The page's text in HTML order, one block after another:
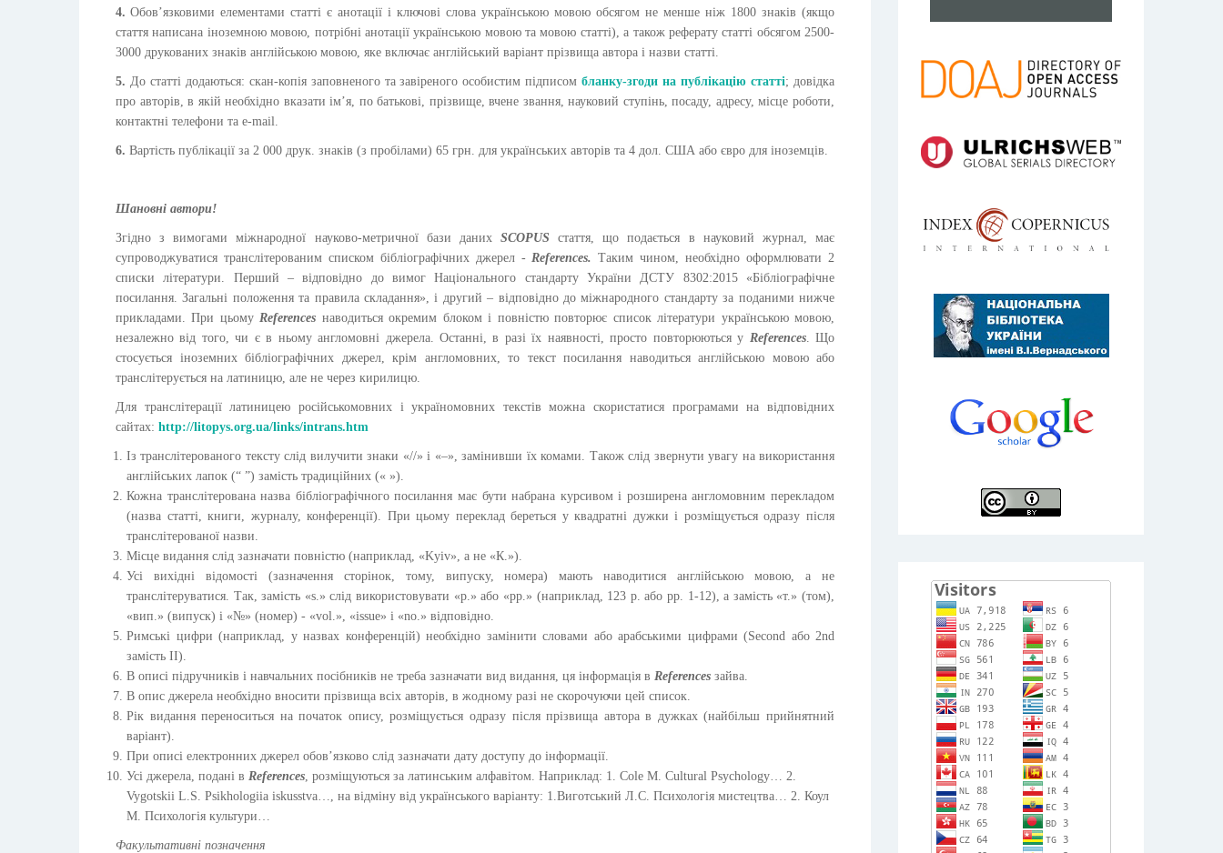
4. Обов’язковими елементами статті є анотації і ключові слова українською мовою обсягом не менше ніж 1800 знаків (якщо
стаття написана іноземною мовою, потрібні анотації українською мовою та мовою статті), а також реферату статті обсягом 2500-
3000 друкованих знаків англійською мовою, яке включає англійський варіант прізвища автора і назви статті.
5. До статті додаються: скан-копія заповненого та завіреного особистим підписомбланку-згоди на публікацію статті; довідка
про авторів, в якій необхідно вказати ім’я, по батькові, прізвище, вчене звання, науковий ступінь, посаду, адресу, місце роботи,
контактні телефони та e-mail.
6. Вартість публікації за 2 000 друк. знаків (з пробілами) 65 грн. для українських авторів та 4 дол. США або євро для іноземців.
Шановні автори!
Згідно з вимогами міжнародної науково-метричної бази даних SCOPUS стаття, що подається в науковий журнал, має
супроводжуватися транслітерованим списком бібліографічних джерел -References.Таким чином, необхідно оформлювати 2
списки літератури. Перший – відповідно до вимог Національного стандарту України ДСТУ 8302:2015 «Бібліографічне
посилання. Загальні положення та правила складання», і другий – відповідно до міжнародного стандарту за поданими нижче
прикладами. При цьомуReferences наводиться окремим блоком і повністю повторює список літератури українською мовою,
незалежно від того, чи є в ньому англомовні джерела. Останні, в разі їх наявності, просто повторюються у References. Що
стосується іноземних бібліографічних джерел, крім англомовних, то текст посилання наводиться англійською мовою або
транслітерується на латиницю, але не через кирилицю.
Для транслітерації латиницею російськомовних і україномовних текстів можна скористатися програмами на відповідних
сайтах: http://litopys.org.ua/links/intrans.htm
Із транслітерованого тексту слід вилучити знаки «//» і «–», замінивши їх комами. Також слід звернути увагу на використання
англійських лапок (“ ”) замість традиційних (« »).
Кожна транслітерована назва бібліографічного посилання має бути набрана курсивом і розширена англомовним перекладом
(назва статті, книги, журналу, конференції). При цьому переклад береться у квадратні дужки і розміщується одразу після
транслітерованої назви.
Місце видання слід зазначати повністю (наприклад, «Kyiv», а не «К.»).
Усі вихідні відомості (зазначення сторінок, тому, випуску, номера) мають наводитися англійською мовою, а не
транслітеруватися. Так, замість «s.» слід використовувати «p.» або «pp.» (наприклад, 123 p. або рр. 1-12), а замість «т.» (том),
«вип.» (випуск) і «№» (номер) - «vol.», «issue» і «no.» відповідно.
Римські цифри (наприклад, у назвах конференцій) необхідно замінити словами або арабськими цифрами (Second або 2nd
замість II).
В описі підручників і навчальних посібників не треба зазначати вид видання, ця інформація в References зайва.
В опис джерела необхідно вносити прізвища всіх авторів, в жодному разі не скорочуючи цей список.
Рік видання переноситься на початок опису, розміщується одразу після прізвища автора в дужках (найбільш прийнятний
варіант).
При описі електронних джерел обов’язково слід зазначати дату доступу до інформації.
Усі джерела, подані в References, розміщуються за латинським алфавітом. Наприклад: 1. Cole M. Cultural Psychology… 2.
Vygotskii L.S. Psikhologiia iskusstva…, на відміну від українського варіанту: 1.Виготський Л.С. Психологія мистецтва… 2. Коул
М. Психологія культури…
Факультативні позначення